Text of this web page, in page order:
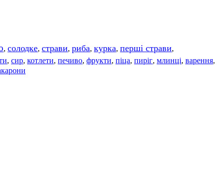
, солодке, страви, риба, курка, перші страви,
, сир, котлети, печиво, фрукти, піца, пиріг, млинці, варення,